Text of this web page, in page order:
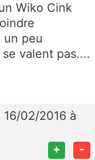
Wiko Cink
un peu
valent pas....
16/02/2016 à
+ -